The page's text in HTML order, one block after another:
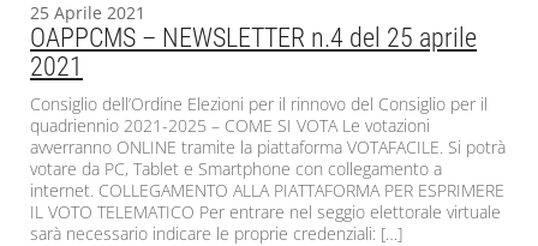
25 Aprile 2021
OAPPCMS – NEWSLETTER n.4 del 25 aprile
2021
Consiglio dell’Ordine Elezioni per il rinnovo del Consiglio per il
quadriennio 2021-2025 – COME SI VOTA Le votazioni
avverranno ONLINE tramite la piattaforma VOTAFACILE. Si potrà
votare da PC, Tablet e Smartphone con collegamento a
internet. COLLEGAMENTO ALLA PIATTAFORMA PER ESPRIMERE
IL VOTO TELEMATICO Per entrare nel seggio elettorale virtuale
sarà necessario indicare le proprie credenziali: […]